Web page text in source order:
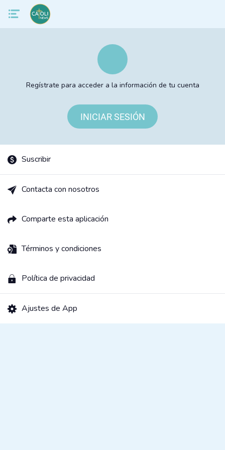
Regístrate para acceder a la información de tu cuenta
INICIAR SESIÓN
Suscribir
Contacta con nosotros
Comparte esta aplicación
Términos y condiciones
Política de privacidad
Ajustes de App